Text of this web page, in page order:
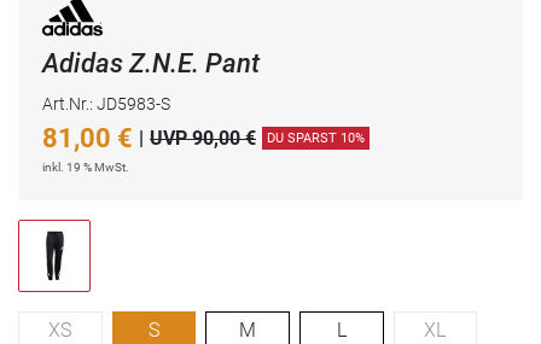
Adidas Z.N.E. Pant
Art.Nr.: JD5983-S
81,00 € | UVP 90,00 € DU SPARST 10%
inkl. 19 % MwSt.
XS S M L XL